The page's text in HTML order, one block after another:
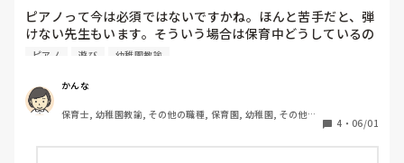
ピアノって今は必須ではないですかね。ほんと苦手だと、弾
けない先生もいます。そういう場合は保育中どうしているの
でしょう。CDでしょうか？
になりました。
ピアノ 遊び 幼稚園教諭
かんな
保育士, 幼稚園教諭, その他の職種, 保育園, 幼稚園, その他の
4 ・ 06/01